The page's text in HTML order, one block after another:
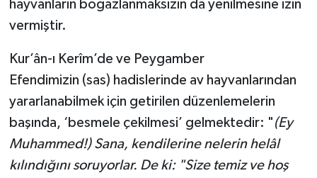
hayvanların boğazlanmaksızın da yenilmesine izin
vermiştir.
Kur’ân-ı Kerîm’de ve Peygamber
Efendimizin (sas) hadislerinde av hayvanlarından
yararlanabilmek için getirilen düzenlemelerin
başında, ‘besmele çekilmesi’ gelmektedir: " (Ey
Muhammed!) Sana, kendilerine nelerin helâl
kılındığını soruyorlar. De ki: "Size temiz ve hoş
Sivas Müftülüğü
Şırnak Müftülüğü
Tekirdağ Müftülüğü
Tokat Müftülüğü